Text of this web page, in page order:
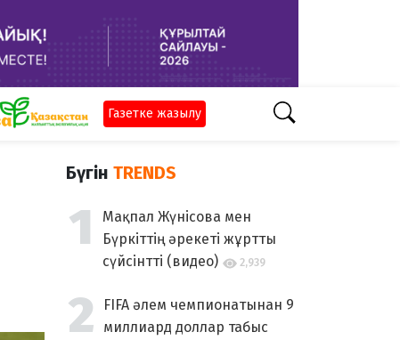
Газетке жазылу
Бүгін TRENDS
Мақпал Жүнісова мен
Бүркіттің әрекеті жұртты
сүйсінтті (видео)
2,939
FIFA әлем чемпионатынан 9
миллиард доллар табыс